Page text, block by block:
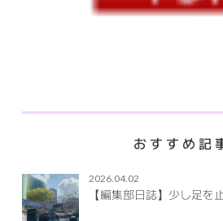
おすすめ記
2026.04.02
【編集部日誌】少し足を